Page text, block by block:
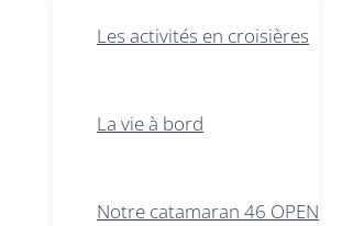
Les activités en croisières
La vie à bord
Notre catamaran 46 OPEN